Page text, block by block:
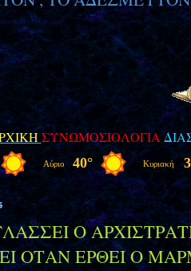
ΣΥΝΩΜΟΣΙΟΛΟΓΙΑ
Ο
ΟΤΑΝ ΕΡΘΕΙ Ο